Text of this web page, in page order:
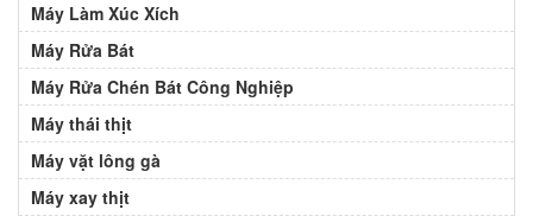
Máy Làm Xúc Xích
Máy Rửa Bát
Máy Rửa Chén Bát Công Nghiệp
Máy thái thịt
Máy vặt lông gà
Máy xay thịt